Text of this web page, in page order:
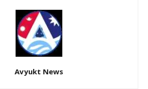
Avyukt News